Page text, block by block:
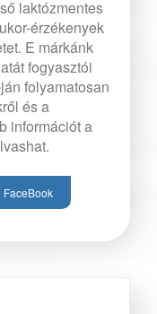
laktózmentes
érzékenyek
E márkánk
fogyasztói
folyamatosan
és a
információt a
FaceBook